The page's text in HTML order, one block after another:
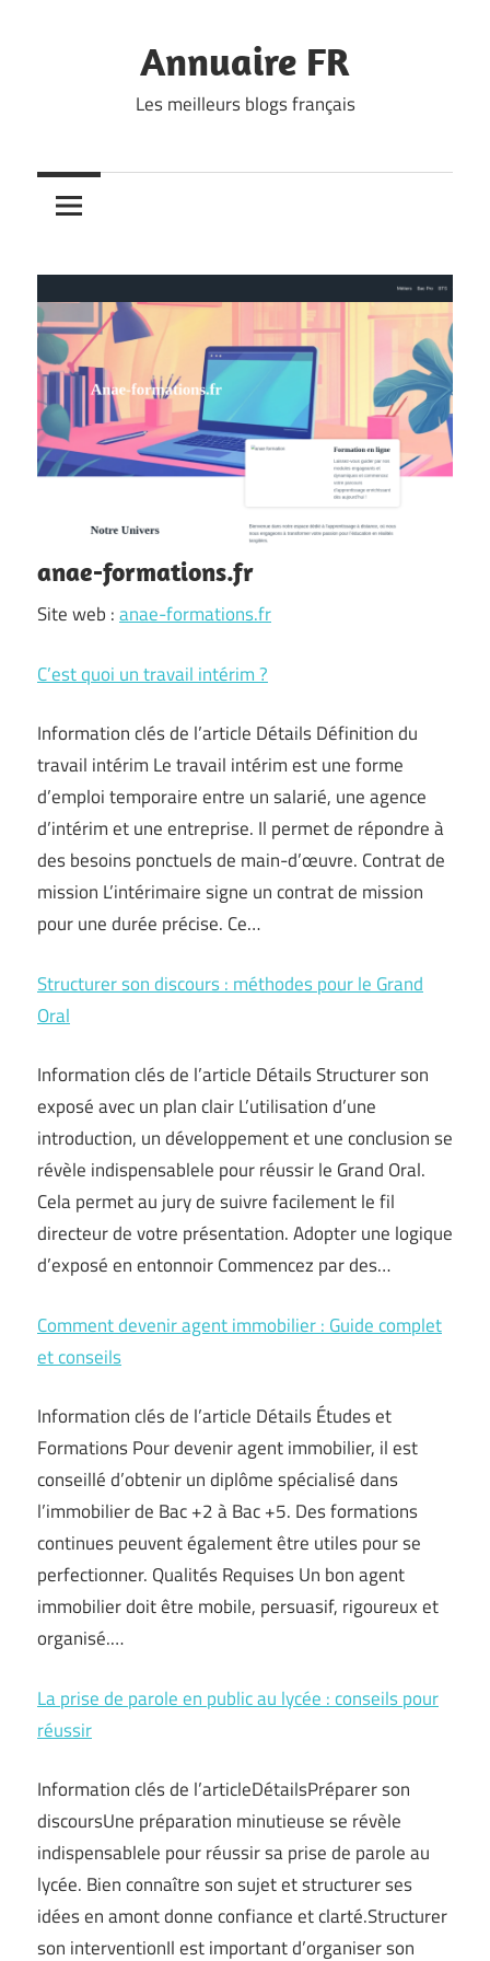
Annuaire FR
Les meilleurs blogs français
anae-formations.fr
Site web :anae-formations.fr
C’est quoi un travail intérim ?
Information clés de l’article Détails Définition du
travail intérim Le travail intérim est une forme
d’emploi temporaire entre un salarié, une agence
d’intérim et une entreprise. Il permet de répondre à
des besoins ponctuels de main-d’œuvre. Contrat de
mission L’intérimaire signe un contrat de mission
pour une durée précise. Ce…
Structurer son discours : méthodes pour le Grand
Oral
Information clés de l’article Détails Structurer son
exposé avec un plan clair L’utilisation d’une
introduction, un développement et une conclusion se
révèle indispensablele pour réussir le Grand Oral.
Cela permet au jury de suivre facilement le fil
directeur de votre présentation. Adopter une logique
d’exposé en entonnoir Commencez par des…
Comment devenir agent immobilier : Guide complet
et conseils
Information clés de l’article Détails Études et
Formations Pour devenir agent immobilier, il est
conseillé d’obtenir un diplôme spécialisé dans
l’immobilier de Bac +2 à Bac +5. Des formations
continues peuvent également être utiles pour se
perfectionner. Qualités Requises Un bon agent
immobilier doit être mobile, persuasif, rigoureux et
organisé.…
La prise de parole en public au lycée : conseils pour
réussir
Information clés de l’articleDétailsPréparer son
discoursUne préparation minutieuse se révèle
indispensablele pour réussir sa prise de parole au
lycée. Bien connaître son sujet et structurer ses
idées en amont donne confiance et clarté.Structurer
son interventionIl est important d’organiser son